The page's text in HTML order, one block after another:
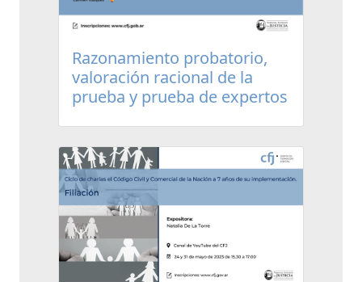
Razonamiento probatorio,
valoración racional de la
prueba y prueba de expertos